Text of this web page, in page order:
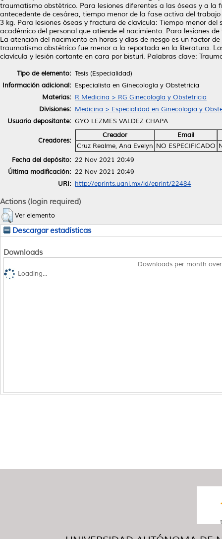
traumatismo obstétrico. Para lesiones diferentes a las óseas y a
antecedente de cesárea, tiempo menor de la fase activa del
3 kg. Para lesiones óseas y fractura de clavícula: Tiempo menor
académico del personal que atiende el nacimiento. Para lesiones
La atención del nacimiento en horas y días de riesgo es un factor
traumatismo obstétrico fue menor a la reportada en la literatura.
clavícula y lesión cortante en cara por bisturí. Palabras clave:
Tipo de elemento: Tesis (Especialidad)
Información adicional: Especialista en Ginecología y Obstetricia
Materias: R Medicina > RG Ginecología y Obstetricia
Divisiones: Medicina > Especialidad en Ginecologia y
Usuario depositante: GYO LEZMES VALDEZ CHAPA
Creadores:
Creador
Email
Cruz Realme, Ana Evelyn NO ESPECIFICADO
Fecha del depósito: 22 Nov 2021 20:49
Última modificación: 22 Nov 2021 20:49
URI: http://eprints.uanl.mx/id/eprint/22484
Actions (login required)
Ver elemento
Descargar estadísticas
Downloads
Downloads per month
Loading...